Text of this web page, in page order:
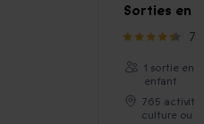
Sorties en
1 sortie en
enfant
765
culture ou